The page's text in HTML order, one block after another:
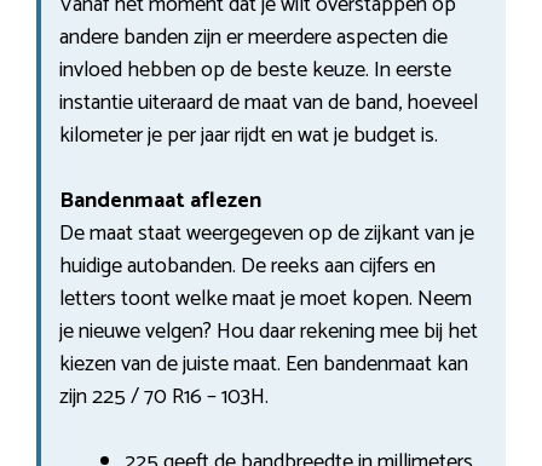
andere banden zijn er meerdere aspecten die
invloed hebben op de beste keuze. In eerste
instantie uiteraard de maat van de band, hoeveel
kilometer je per jaar rijdt en wat je budget is.
Bandenmaat aflezen
De maat staat weergegeven op de zijkant van je
huidige autobanden. De reeks aan cijfers en
letters toont welke maat je moet kopen. Neem
je nieuwe velgen? Hou daar rekening mee bij het
kiezen van de juiste maat. Een bandenmaat kan
zijn 225 / 70 R16 – 103H.